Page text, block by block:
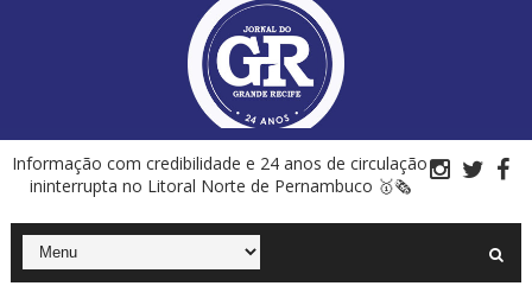
Informação com credibilidade e 24 anos de circulação
ininterrupta no Litoral Norte de Pernambuco 🥇🗞